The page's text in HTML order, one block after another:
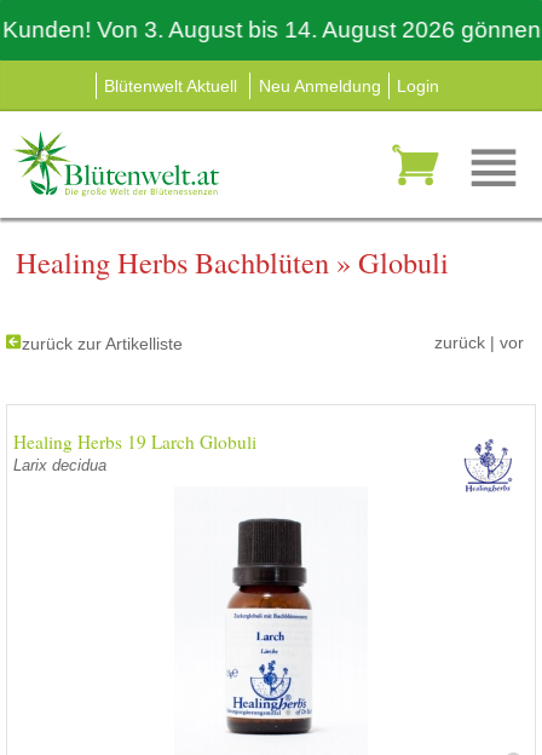
Von 3. August bis 14. August 2026 gönnen
Blütenwelt Aktuell Neu Anmeldung Login
Healing Herbs Bachblüten » Globuli
zurück zur Artikelliste zurück | vor
Healing Herbs 19 Larch Globuli
Larix decidua